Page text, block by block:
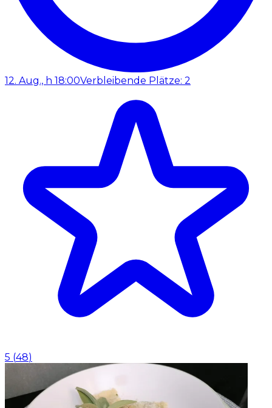
12. Aug., h 18:00Verbleibende Plätze: 2
5 (48)